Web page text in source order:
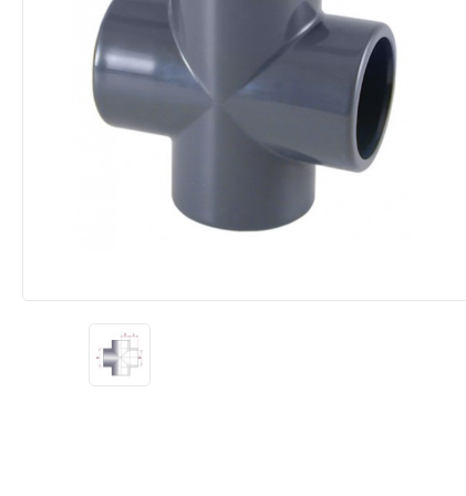
Инвентарь для отдыха
Системы безопасности